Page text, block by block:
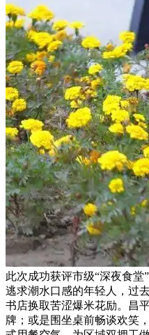
此次成功获评市级“深夜食堂
逃求潮水口感的年轻人，过
书店换取苦涩爆米花励。昌
牌；或是围坐桌前畅谈欢笑